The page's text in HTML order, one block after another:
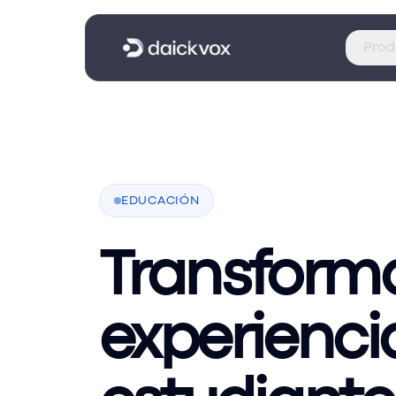
EDUCACIÓN